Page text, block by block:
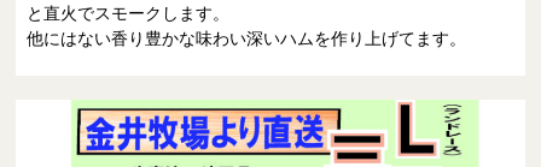
と直火でスモークします。
他にはない香り豊かな味わい深いハムを作り上げてます。